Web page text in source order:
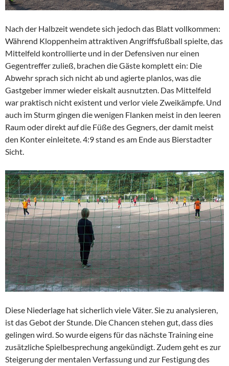
Nach der Halbzeit wendete sich jedoch das Blatt vollkommen:
Während Kloppenheim attraktiven Angriffsfußball spielte, das
Mittelfeld kontrollierte und in der Defensiven nur einen
Gegentreffer zuließ, brachen die Gäste komplett ein: Die
Abwehr sprach sich nicht ab und agierte planlos, was die
Gastgeber immer wieder eiskalt ausnutzten. Das Mittelfeld
war praktisch nicht existent und verlor viele Zweikämpfe. Und
auch im Sturm gingen die wenigen Flanken meist in den leeren
Raum oder direkt auf die Füße des Gegners, der damit meist
den Konter einleitete. 4:9 stand es am Ende aus Bierstadter
Sicht.
Diese Niederlage hat sicherlich viele Väter. Sie zu analysieren,
ist das Gebot der Stunde. Die Chancen stehen gut, dass dies
gelingen wird. So wurde eigens für das nächste Training eine
zusätzliche Spielbesprechung angekündigt. Zudem geht es zur
Steigerung der mentalen Verfassung und zur Festigung des